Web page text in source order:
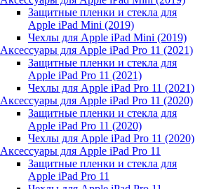
Защитные пленки и стекла для
Apple iPad Mini (2019)
Чехлы для Apple iPad Mini (2019)
Аксессуары для Apple iPad Pro 11 (2021)
Защитные пленки и стекла для
Apple iPad Pro 11 (2021)
Чехлы для Apple iPad Pro 11 (2021)
Аксессуары для Apple iPad Pro 11 (2020)
Защитные пленки и стекла для
Apple iPad Pro 11 (2020)
Чехлы для Apple iPad Pro 11 (2020)
Аксессуары для Apple iPad Pro 11
Защитные пленки и стекла для
Apple iPad Pro 11